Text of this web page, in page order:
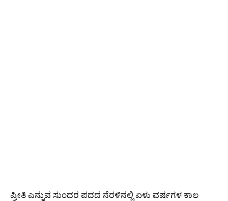
ಪ್ರೀತಿ ಎನ್ನುವ ಸುಂದರ ಪದದ ನೆರಳಿನಲ್ಲಿ ಏಳು ವರ್ಷಗಳ ಕಾಲ